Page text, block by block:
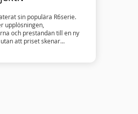
sin populära R6serie.
upplösningen,
och prestandan till en ny
att priset skenar...